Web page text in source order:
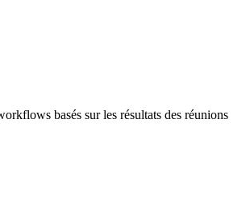
basés sur les résultats des réunions